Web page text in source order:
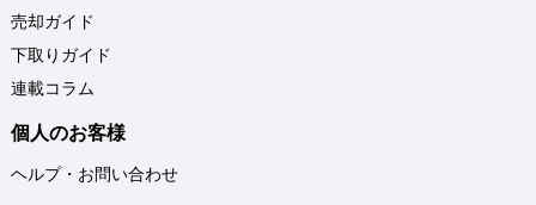
売却ガイド
下取りガイド
連載コラム
個人のお客様
ヘルプ・お問い合わせ